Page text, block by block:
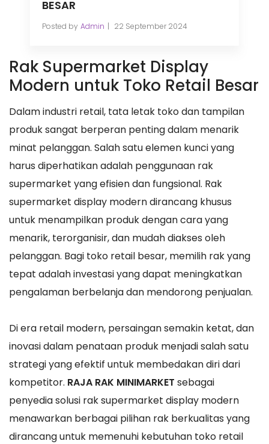
BESAR
Posted by Admin 22 September 2024
Rak Supermarket Display
Modern untuk Toko Retail Besar
Dalam industri retail, tata letak toko dan tampilan
produk sangat berperan penting dalam menarik
minat pelanggan. Salah satu elemen kunci yang
harus diperhatikan adalah penggunaan rak
supermarket yang efisien dan fungsional. Rak
supermarket display modern dirancang khusus
untuk menampilkan produk dengan cara yang
menarik, terorganisir, dan mudah diakses oleh
pelanggan. Bagi toko retail besar, memilih rak yang
tepat adalah investasi yang dapat meningkatkan
pengalaman berbelanja dan mendorong penjualan.
Di era retail modern, persaingan semakin ketat, dan
inovasi dalam penataan produk menjadi salah satu
strategi yang efektif untuk membedakan diri dari
kompetitor. RAJA RAK MINIMARKET sebagai
penyedia solusi rak supermarket display modern
menawarkan berbagai pilihan rak berkualitas yang
dirancang untuk memenuhi kebutuhan toko retail